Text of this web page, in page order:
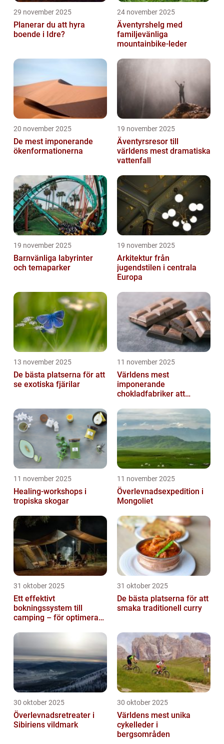
29 november 2025
Planerar du att hyra
boende i Idre?
24 november 2025
Äventyrshelg med
familjevänliga
mountainbike-leder
20 november 2025
De mest imponerande
ökenformationerna
19 november 2025
Äventyrsresor till
världens mest dramatiska
vattenfall
19 november 2025
Barnvänliga labyrinter
och temaparker
19 november 2025
Arkitektur från
jugendstilen i centrala
Europa
13 november 2025
De bästa platserna för att
se exotiska fjärilar
11 november 2025
Världens mest
imponerande
chokladfabriker att
11 november 2025
Healing-workshops i
tropiska skogar
11 november 2025
Överlevnadsexpedition i
Mongoliet
31 oktober 2025
Ett effektivt
bokningssystem till
camping – för optimerad
31 oktober 2025
De bästa platserna för att
smaka traditionell curry
30 oktober 2025
Överlevnadsretreater i
Sibiriens vildmark
30 oktober 2025
Världens mest unika
cykelleder i
bergsområden